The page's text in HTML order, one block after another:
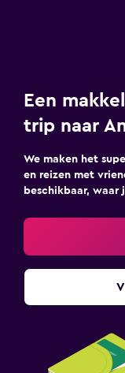
Een
trip naar
We maken het
en reizen met
beschikbaar, waar